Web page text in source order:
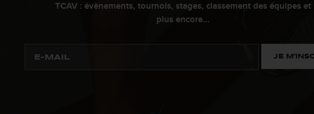
TCAV : évènements, tournois, stages, classement des équipes et
plus encore…
JE